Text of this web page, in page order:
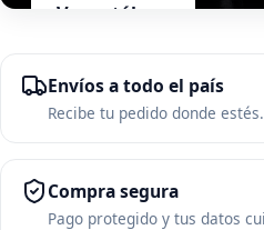
Ver catálogo
Envíos a todo el país
Recibe tu pedido donde estés.
Compra segura
Pago protegido y tus datos